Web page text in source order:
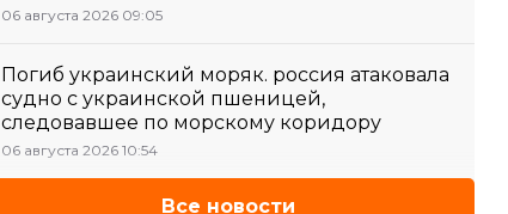
06 августа 2026 09:05
Погиб украинский моряк. россия атаковала
судно с украинской пшеницей,
следовавшее по морскому коридору
06 августа 2026 10:54
Все новости